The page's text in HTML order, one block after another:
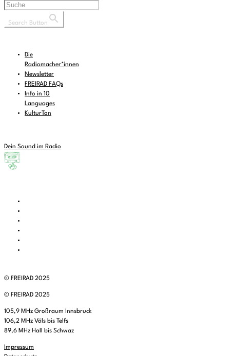
Search Button
Die
Radiomacher*innen
Newsletter
FREIRAD FAQs
Info in 10
Languages
KulturTon
Dein Sound im Radio
© FREIRAD 2025
© FREIRAD 2025
105,9 MHz Großraum Innsbruck
106,2 MHz Völs bis Telfs
89,6 MHz Hall bis Schwaz
Impressum